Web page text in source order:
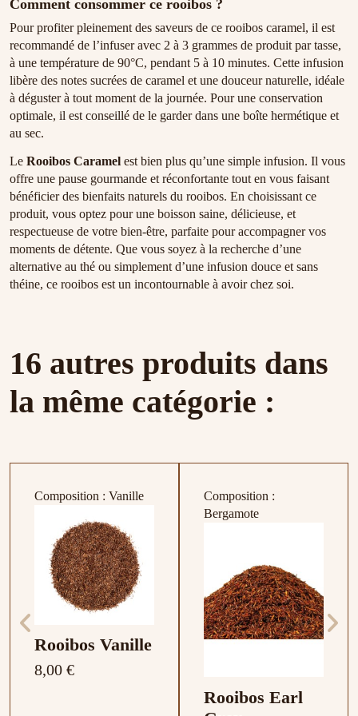
Comment consommer ce rooibos ?
Pour profiter pleinement des saveurs de ce rooibos caramel, il est
recommandé de l’infuser avec 2 à 3 grammes de produit par tasse,
à une température de 90°C, pendant 5 à 10 minutes. Cette infusion
libère des notes sucrées de caramel et une douceur naturelle, idéale
à déguster à tout moment de la journée. Pour une conservation
optimale, il est conseillé de le garder dans une boîte hermétique et
au sec.
Le Rooibos Caramel est bien plus qu’une simple infusion. Il vous
offre une pause gourmande et réconfortante tout en vous faisant
bénéficier des bienfaits naturels du rooibos. En choisissant ce
produit, vous optez pour une boisson saine, délicieuse, et
respectueuse de votre bien-être, parfaite pour accompagner vos
moments de détente. Que vous soyez à la recherche d’une
alternative au thé ou simplement d’une infusion douce et sans
théine, ce rooibos est un incontournable à avoir chez soi.
16 autres produits dans
la même catégorie :
Composition : Vanille
Rooibos Vanille
8,00 €
Composition :
Bergamote
Rooibos Earl